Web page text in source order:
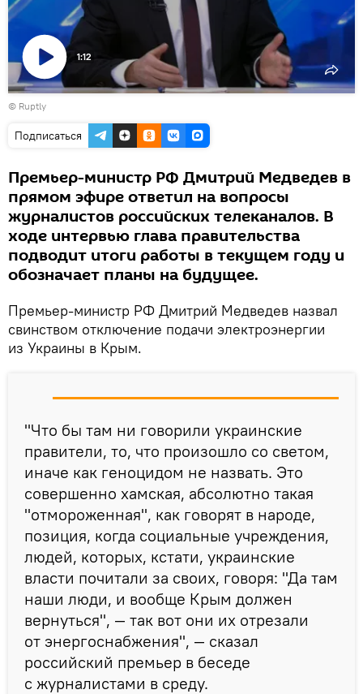
Воспроизвести
видео
1:12
© Ruptly
Подписаться
Премьер-министр РФ Дмитрий Медведев в
прямом эфире ответил на вопросы
журналистов российских телеканалов. В
ходе интервью глава правительства
подводит итоги работы в текущем году и
обозначает планы на будущее.
Премьер-министр РФ Дмитрий Медведев назвал
свинством отключение подачи электроэнергии
из Украины в Крым.
"Что бы там ни говорили украинские
правители, то, что произошло со светом,
иначе как геноцидом не назвать. Это
совершенно хамская, абсолютно такая
"отмороженная", как говорят в народе,
позиция, когда социальные учреждения,
людей, которых, кстати, украинские
власти почитали за своих, говоря: "Да там
наши люди, и вообще Крым должен
вернуться", — так вот они их отрезали
от энергоснабжения", — сказал
российский премьер в беседе
с журналистами в среду.